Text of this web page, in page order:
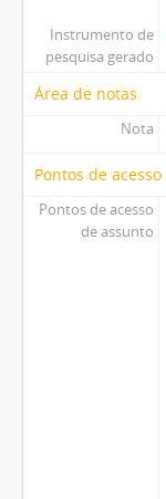
Instrumento de
pesquisa gerado
Área de notas
Nota
Pontos de acesso
Pontos de acesso
de assunto